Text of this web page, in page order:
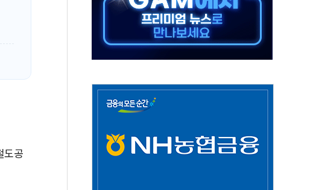
린 아닌 무해한 표면 부식 물질"
2시간30여분만에 진화...외국인 노동자 숨져
도공